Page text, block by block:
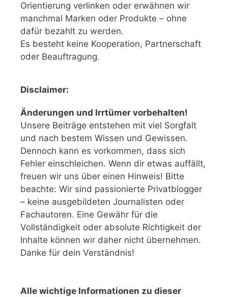
Orientierung verlinken oder erwähnen wir
manchmal Marken oder Produkte – ohne
dafür bezahlt zu werden.
Es besteht keine Kooperation, Partnerschaft
oder Beauftragung.
Disclaimer:
Änderungen und Irrtümer vorbehalten!
Unsere Beiträge entstehen mit viel Sorgfalt
und nach bestem Wissen und Gewissen.
Dennoch kann es vorkommen, dass sich
Fehler einschleichen. Wenn dir etwas auffällt,
freuen wir uns über einen Hinweis! Bitte
beachte: Wir sind passionierte Privatblogger
– keine ausgebildeten Journalisten oder
Fachautoren. Eine Gewähr für die
Vollständigkeit oder absolute Richtigkeit der
Inhalte können wir daher nicht übernehmen.
Danke für dein Verständnis!
Alle wichtige Informationen zu dieser